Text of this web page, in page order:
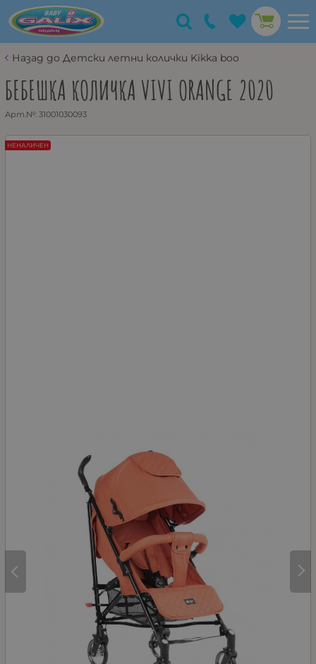
Назад до Детски летни колички Kikka boo
БЕБЕШКА КОЛИЧКА VIVI ORANGE 2020
Арт.№: 31001030093
НЕНАЛИЧЕН